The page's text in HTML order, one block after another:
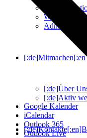
Webmail
Administration
[:de]Über
[:de]Aktiv
Google Kalender
iCalendar
Outlook 365
Outlook Live